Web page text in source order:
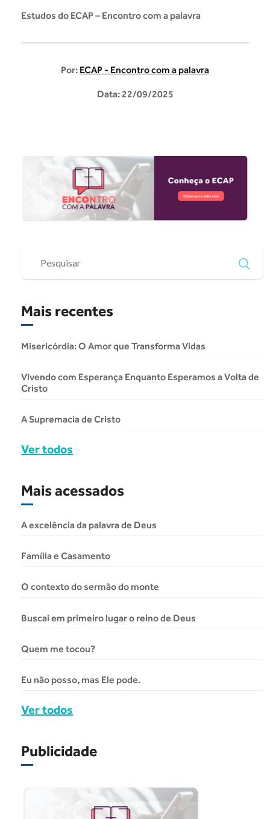
Estudos do ECAP – Encontro com a palavra
Por: ECAP - Encontro com a palavra
Data: 22/09/2025
Mais recentes
Misericórdia: O Amor que Transforma Vidas
Vivendo com Esperança Enquanto Esperamos a Volta de
Cristo
A Supremacia de Cristo
Ver todos
Mais acessados
A excelência da palavra de Deus
Família e Casamento
O contexto do sermão do monte
Buscai em primeiro lugar o reino de Deus
Quem me tocou?
Eu não posso, mas Ele pode.
Ver todos
Publicidade